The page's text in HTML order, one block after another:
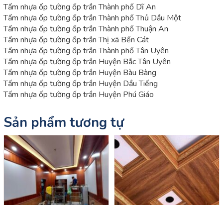
Tấm nhựa ốp tường ốp trần Thành phố Dĩ An
Tấm nhựa ốp tường ốp trần Thành phố Thủ Dầu Một
Tấm nhựa ốp tường ốp trần Thành phố Thuận An
Tấm nhựa ốp tường ốp trần Thị xã Bến Cát
Tấm nhựa ốp tường ốp trần Thành phố Tân Uyên
Tấm nhựa ốp tường ốp trần Huyện Bắc Tân Uyên
Tấm nhựa ốp tường ốp trần Huyện Bàu Bàng
Tấm nhựa ốp tường ốp trần Huyện Dầu Tiếng
Tấm nhựa ốp tường ốp trần Huyện Phú Giáo
Sản phẩm tương tự